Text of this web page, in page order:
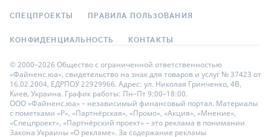
СПЕЦПРОЕКТЫ ПРАВИЛА ПОЛЬЗОВАНИЯ
КОНФИДЕНЦИАЛЬНОСТЬ КОНТАКТЫ
© 2000–2026 Общество с ограниченной ответственностью
«Файненс.юа», свидетельство на знак для товаров и услуг № 37423 от
16.02.2004, ЕДРПОУ 22929966. Адрес: ул. Николая Гринченко, 4В,
Киев, Украина. График работы: Пн–Пт 9:00–18:00.
ООО «Файненс.юа» – независимый финансовый портал. Материалы
с пометками «Р», «Партнёрская», «Промо», «Акция», «Мнение»,
«Спецпроект», «Партнёрский проект» – это реклама в понимании
Закона Украины «О рекламе». За содержание рекламы